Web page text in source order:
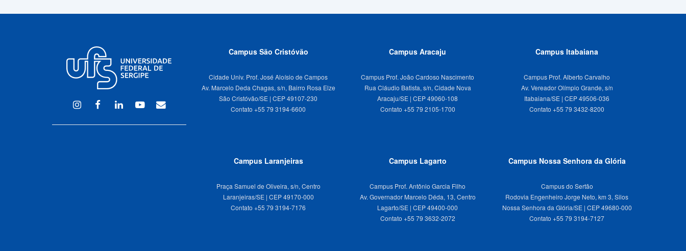
InstagramFacebook
LinkedinYoutubeWEBMAIL
Campus São Cristóvão
Cidade Univ. Prof. José Aloísio de Campos
Av. Marcelo Deda Chagas, s/n, Bairro Rosa Elze
São Cristóvão/SE | CEP 49107-230
Campus Aracaju
Campus Prof. João Cardoso Nascimento
Rua Cláudio Batista, s/n, Cidade Nova
Aracaju/SE | CEP 49060-108
Campus Itabaiana
Campus Prof. Alberto Carvalho
Av. Vereador Olímpio Grande, s/n
Itabaiana/SE | CEP 49506-036
Campus Laranjeiras
Praça Samuel de Oliveira, s/n, Centro
Laranjeiras/SE | CEP 49170-000
Campus Lagarto
Campus Prof. Antônio Garcia Filho
Av. Governador Marcelo Déda, 13, Centro
Lagarto/SE | CEP 49400-000
Campus Nossa Senhora da Glória
Campus do Sertão
Rodovia Engenheiro Jorge Neto, km 3, Silos
Nossa Senhora da Glória/SE | CEP 49680-000